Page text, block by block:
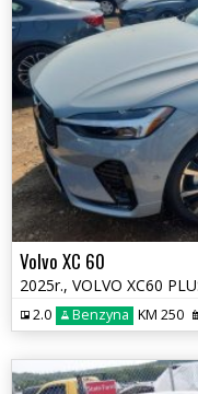
Volvo XC 60
2.0 Benzyna KM 250